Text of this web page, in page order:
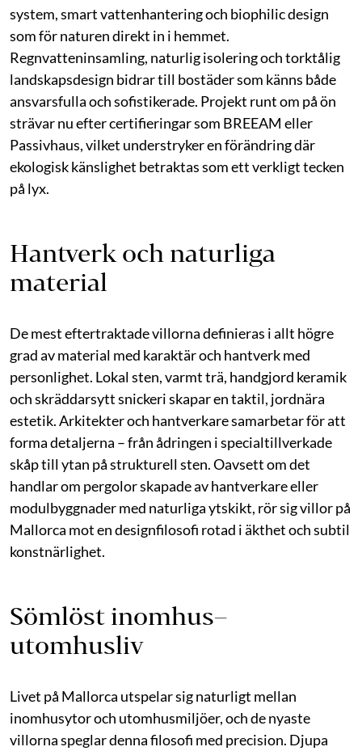
system, smart vattenhantering och biophilic design
som för naturen direkt in i hemmet.
Regnvatteninsamling, naturlig isolering och torktålig
landskapsdesign bidrar till bostäder som känns både
ansvarsfulla och sofistikerade. Projekt runt om på ön
strävar nu efter certifieringar som BREEAM eller
Passivhaus, vilket understryker en förändring där
ekologisk känslighet betraktas som ett verkligt tecken
på lyx.
Hantverk och naturliga
material
De mest eftertraktade villorna definieras i allt högre
grad av material med karaktär och hantverk med
personlighet. Lokal sten, varmt trä, handgjord keramik
och skräddarsytt snickeri skapar en taktil, jordnära
estetik. Arkitekter och hantverkare samarbetar för att
forma detaljerna – från ådringen i specialtillverkade
skåp till ytan på strukturell sten. Oavsett om det
handlar om pergolor skapade av hantverkare eller
modulbyggnader med naturliga ytskikt, rör sig villor på
Mallorca mot en designfilosofi rotad i äkthet och subtil
konstnärlighet.
Sömlöst inomhus–
utomhusliv
Livet på Mallorca utspelar sig naturligt mellan
inomhusytor och utomhusmiljöer, och de nyaste
villorna speglar denna filosofi med precision. Djupa